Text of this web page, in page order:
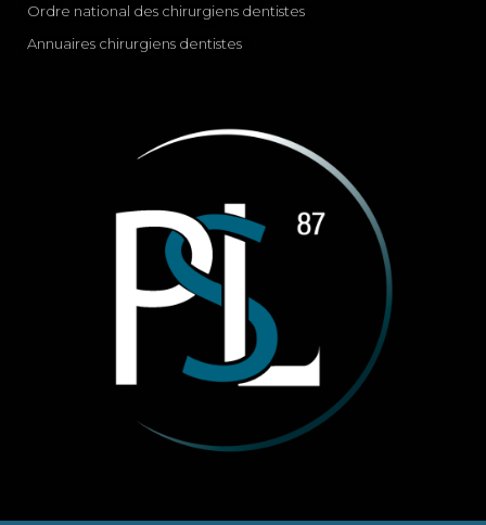
Ordre national des chirurgiens dentistes
Annuaires chirurgiens dentistes